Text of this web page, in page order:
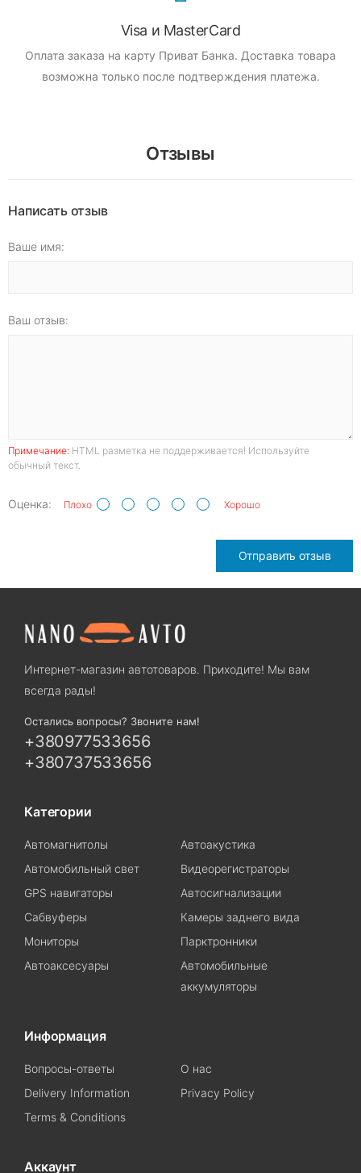
Visa и MasterCard
Оплата заказа на карту Приват Банка. Доставка товара
возможна только после подтверждения платежа.
Отзывы
Написать отзыв
Ваше имя:
Ваш отзыв:
Примечание: HTML разметка не поддерживается! Используйте
обычный текст.
Оценка: Плохо Хорошо
Отправить отзыв
Интернет-магазин автотоваров. Приходите! Мы вам
всегда рады!
Остались вопросы? Звоните нам!
+380977533656
+380737533656
Категории
Автомагнитолы
Автоакустика
Автомобильный свет
Видеорегистраторы
GPS навигаторы
Автосигнализации
Сабвуферы
Камеры заднего вида
Мониторы
Парктронники
Автоаксесуары
Автомобильные
аккумуляторы
Информация
Вопросы-ответы
О нас
Delivery Information
Privacy Policy
Terms & Conditions
Аккаунт